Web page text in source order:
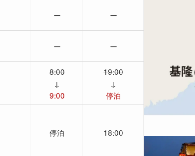
ー ー
ー ー
8:00
↓
9:00
19:00
↓
停泊
停泊 18:00